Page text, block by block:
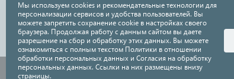
Мы используем cookies и рекомендательные технологии для
персонализации сервисов и удобства пользователей. Вы
можете запретить сохранение cookie в настройках своего
браузера. Продолжая работу с данным сайтом вы даете
разрешение на сбор и обработку этих данных. Вы можете
ознакомиться с полным текстом Политики в отношении
обработки персональных данных и Согласия на обработку
персональных данных. Ссылки на них размещены внизу
страницы.